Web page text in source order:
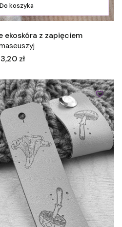
Do koszyka
ekoskóra z zapięciem
Cena
3,20 zł